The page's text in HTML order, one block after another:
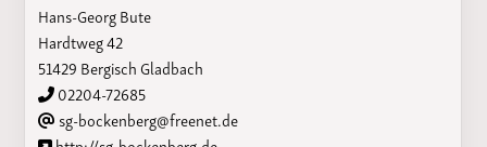
Hans-Georg Bute
Hardtweg 42
51429 Bergisch Gladbach
02204-72685
sg-bockenberg@freenet.de